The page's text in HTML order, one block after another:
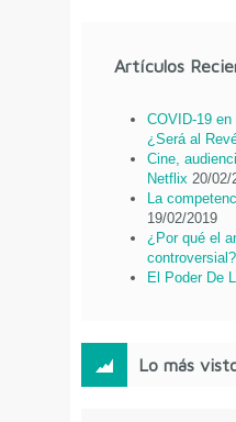
Artículos
COVID-19
¿Será al
Cine,
Netflix 20/02/
La
19/02/2019
¿Por qué el
controversial?
El Poder De
Lo más